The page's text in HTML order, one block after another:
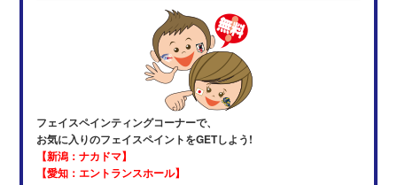
フェイスペインティングコーナーで、
お気に入りのフェイスペイントをGETしよう!
【新潟：ナカドマ】
【愛知：エントランスホール】